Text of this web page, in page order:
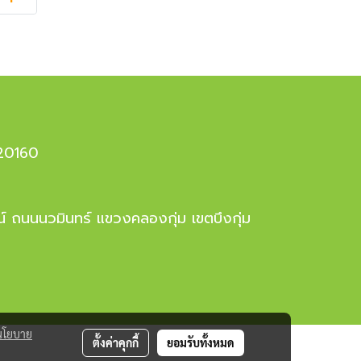
นนนวมินทร์ แขวงคลองกุ่ม เขตบึงกุ่ม
ยบาย
ตั้งค่าคุกกี้ ยอมรับทั้งหมด